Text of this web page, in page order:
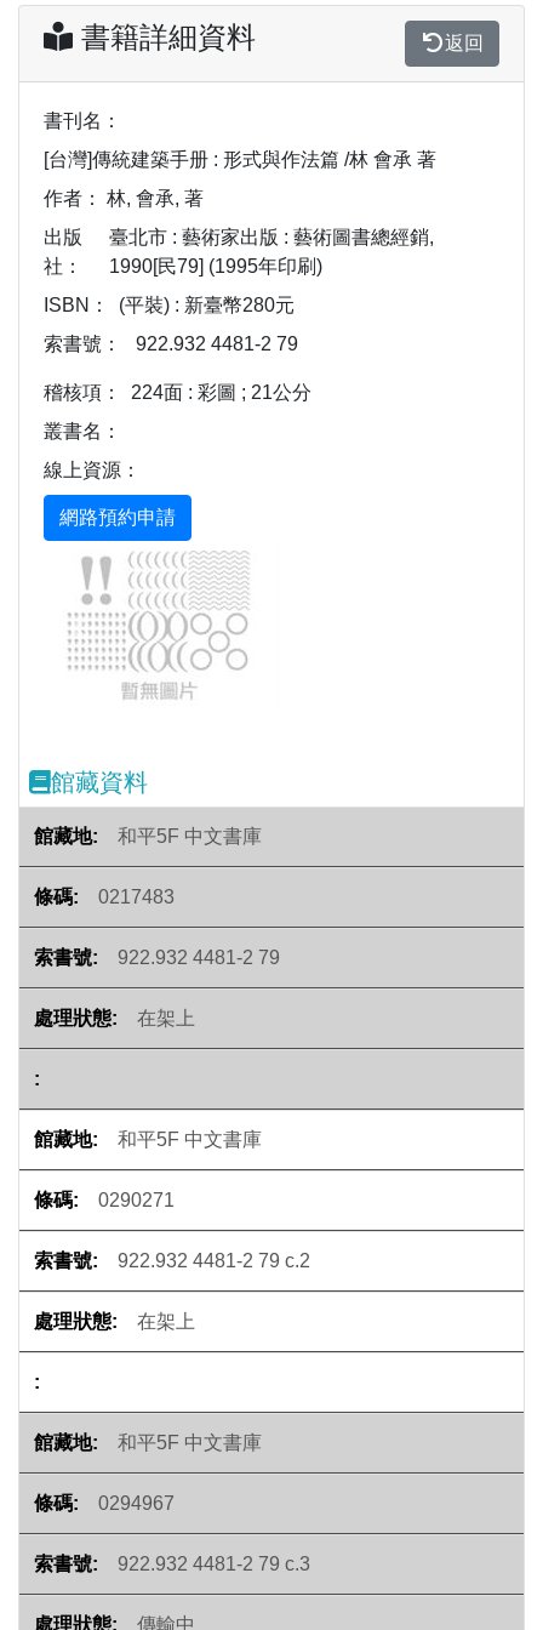
書籍詳細資料 返回
書刊名：
[台灣]傳統建築手册 : 形式與作法篇 /林 會承 著
作者：
林, 會承, 著
出版
社：
臺北市 : 藝術家出版 : 藝術圖書總經銷,
1990[民79] (1995年印刷)
ISBN：
(平裝) : 新臺幣280元
索書號：
922.932 4481-2 79
稽核項：
224面 : 彩圖 ; 21公分
叢書名：
線上資源：
Previous
館藏資料
和平5F 中文書庫
0217483
922.932 4481-2 79
在架上
和平5F 中文書庫
0290271
922.932 4481-2 79 c.2
在架上
和平5F 中文書庫
0294967
922.932 4481-2 79 c.3
傳輸中